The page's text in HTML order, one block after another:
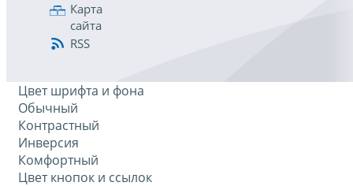
Карта
сайта
RSS
Цвет шрифта и фона
Обычный
Контрастный
Инверсия
Комфортный
Цвет кнопок и ссылок